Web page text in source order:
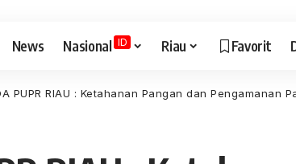
News Nasional ID Riau Favorit
PUPR RIAU : Ketahanan Pangan dan Pengamanan